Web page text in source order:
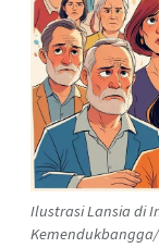
Ilustrasi Lansia di
Kemendukbangga/